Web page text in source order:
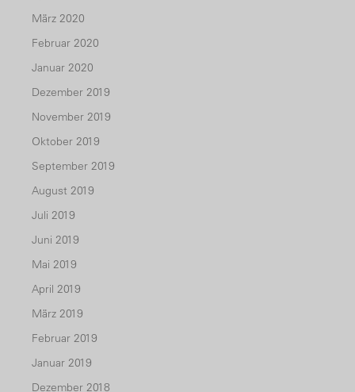
März 2020
Februar 2020
Januar 2020
Dezember 2019
November 2019
Oktober 2019
September 2019
August 2019
Juli 2019
Juni 2019
Mai 2019
April 2019
März 2019
Februar 2019
Januar 2019
Dezember 2018